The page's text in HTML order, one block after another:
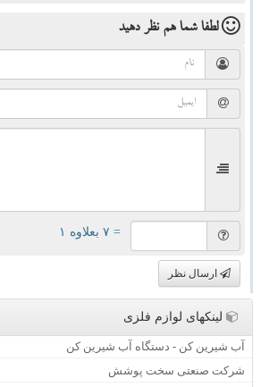
لطفا شما همنظر دهید
= ۷ بعلاوه ۱
ارسال نظر
لینکهای لوازم فلزی
آب شیرین کن - دستگاه آب شیرین کن
شرکت صنعتی سخت پوشش